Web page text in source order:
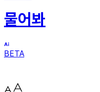
물어봐
BETA